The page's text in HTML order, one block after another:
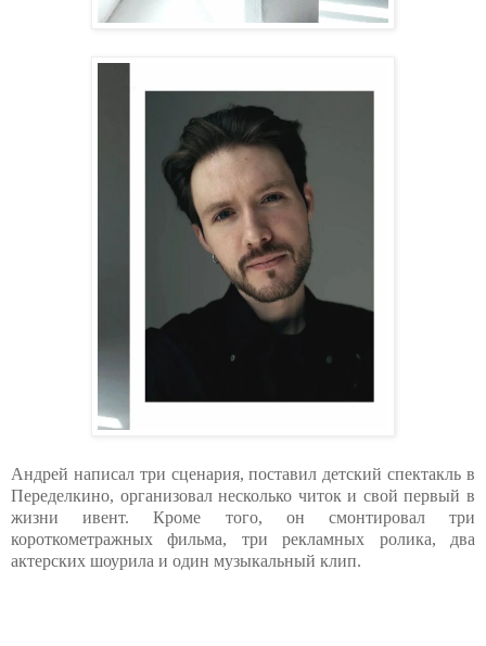
Андрей написал три сценария, поставил детский спектакль в
Переделкино, организовал несколько читок и свой первый в
жизни ивент. Кроме того, он смонтировал три
короткометражных фильма, три рекламных ролика, два
актерских шоурила и один музыкальный клип.